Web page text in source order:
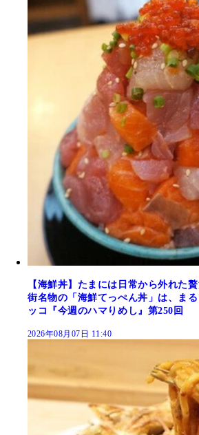
【海鮮丼】たまには日常から外れた
街名物の「海鮮てっぺん丼」は、ま
ッコ『今週のハマりめし』第250回
2026年08月07日 11:40